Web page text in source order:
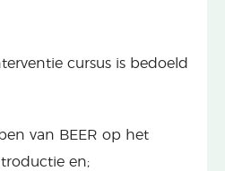
cursus is bedoeld
van BEER op het
en;